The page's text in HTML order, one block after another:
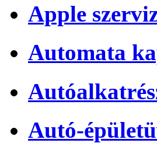
Apple
Automata
Autó-